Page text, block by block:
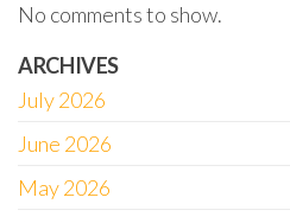
No comments to show.
ARCHIVES
July 2026
June 2026
May 2026